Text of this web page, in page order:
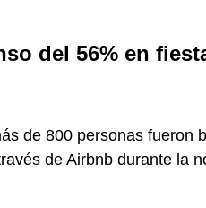
del 56% en
de 800 personas fueron
de Airbnb durante la